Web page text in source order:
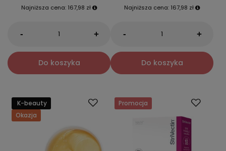
Najniższa cena: 167,98 zł
- +
Do koszyka
Najniższa cena: 167,98 zł
- +
Do koszyka
K-beauty
Okazja
Promocja